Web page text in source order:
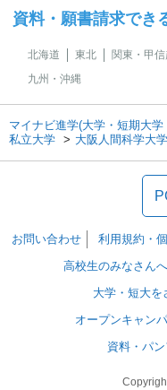
資料・願書請求でき
北海道 東北 関東・甲信
九州・沖縄
マイナビ進学(大学・短期大学
私立大学
大阪人間科学大学
お問い合わせ 利用規約・
高校生のみなさんへ
大学・短大を
オープンキャン
資料・パ